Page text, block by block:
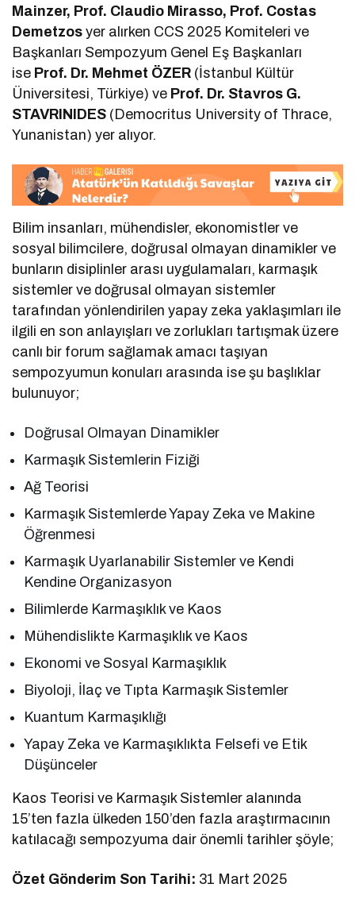
Mainzer, Prof. Claudio Mirasso, Prof. Costas
Demetzos yer alırken CCS 2025 Komiteleri ve
Başkanları Sempozyum Genel Eş Başkanları
ise Prof. Dr. Mehmet ÖZER (İstanbul Kültür
Üniversitesi, Türkiye) ve Prof. Dr. Stavros G.
STAVRINIDES (Democritus University of Thrace,
Yunanistan) yer alıyor.
Bilim insanları, mühendisler, ekonomistler ve
sosyal bilimcilere, doğrusal olmayan dinamikler ve
bunların disiplinler arası uygulamaları, karmaşık
sistemler ve doğrusal olmayan sistemler
tarafından yönlendirilen yapay zeka yaklaşımları ile
ilgili en son anlayışları ve zorlukları tartışmak üzere
canlı bir forum sağlamak amacı taşıyan
sempozyumun konuları arasında ise şu başlıklar
bulunuyor;
Doğrusal Olmayan Dinamikler
Karmaşık Sistemlerin Fiziği
Ağ Teorisi
Karmaşık Sistemlerde Yapay Zeka ve Makine
Öğrenmesi
Karmaşık Uyarlanabilir Sistemler ve Kendi
Kendine Organizasyon
Bilimlerde Karmaşıklık ve Kaos
Mühendislikte Karmaşıklık ve Kaos
Ekonomi ve Sosyal Karmaşıklık
Biyoloji, İlaç ve Tıpta Karmaşık Sistemler
Kuantum Karmaşıklığı
Yapay Zeka ve Karmaşıklıkta Felsefi ve Etik
Düşünceler
Kaos Teorisi ve Karmaşık Sistemler alanında
15’ten fazla ülkeden 150’den fazla araştırmacının
katılacağı sempozyuma dair önemli tarihler şöyle;
Özet Gönderim Son Tarihi: 31 Mart 2025